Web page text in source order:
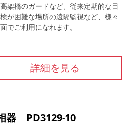
架橋のガードなど、従来定期的な目
が困難な場所の遠隔監視など、様々
でご利用になれます。
詳細を見る
器 PD3129-10